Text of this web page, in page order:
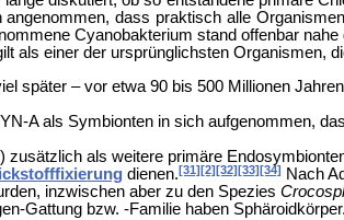
dass praktisch alle
Cyanobakterium stand offenbar nahe
als einer der ursprünglichsten Organismen,
später – vor etwa 90 bis 500 Millionen
A als Symbionten in sich aufgenommen,
als weitere primäre
dienen.[31][2][32][33][34] Nach
inzwischen aber zu den Spezies
Gattung bzw. -Familie haben Sphäroidkörper.